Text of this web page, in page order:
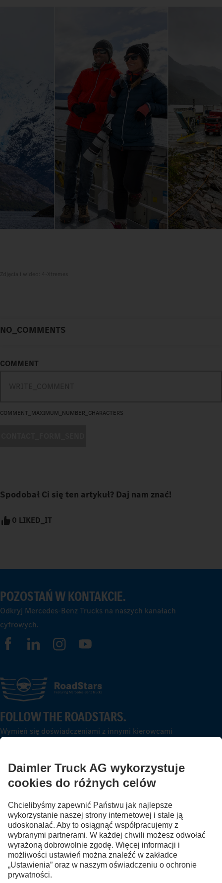
NO_COMMENTS
COMMENT
COMMENT_MAXIMUM_NUMBER_CHARACTERS
Spodobał Ci się ten artykuł? Daj nam znać!
0 LIKED_IT
POZOSTAŃ W KONTAKCIE.
Odkryj Mercedes-Benz Trucks na naszych kanałach
cyfrowych.
FOLLOW THE ROADSTARS.
Wymień się doświadczeniami z innymi kierowcami
Wsiądź
Dostawca serwisu
Ochrona danych
Informacje prawne